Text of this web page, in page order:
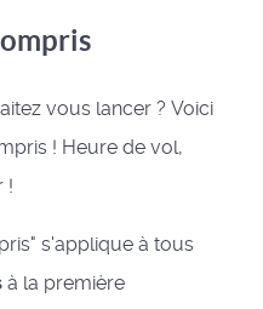
vous lancer ? Voici
! Heure de vol,
!
s'applique à tous
à la première